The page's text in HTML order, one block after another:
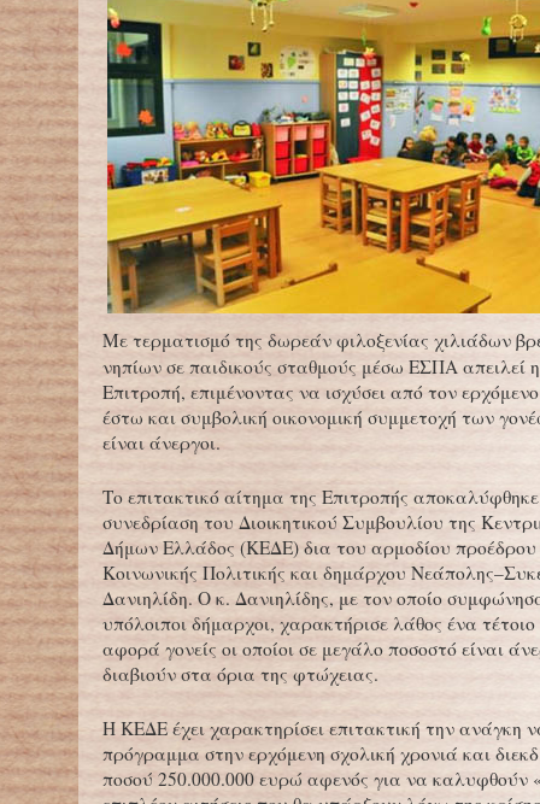
Με τερματισμό της δωρεάν φιλοξενίας χιλιάδων
νηπίων σε παιδικούς σταθμούς μέσω ΕΣΠΑ απειλεί
Επιτροπή, επιμένοντας να ισχύσει από τον
έστω και συμβολική οικονομική συμμετοχή των
είναι άνεργοι.
Το επιτακτικό αίτημα της Επιτροπής αποκαλύφθηκε
συνεδρίαση του Διοικητικού Συμβουλίου της
Δήμων Ελλάδος (ΚΕΔΕ) δια του αρμοδίου προέδρου
Κοινωνικής Πολιτικής και δημάρχου
Δανιηλίδη. Ο κ. Δανιηλίδης, με τον οποίο
υπόλοιποι δήμαρχοι, χαρακτήρισε λάθος ένα
αφορά γονείς οι οποίοι σε μεγάλο ποσοστό είναι
διαβιούν στα όρια της φτώχειας.
Η ΚΕΔΕ έχει χαρακτηρίσει επιτακτική την ανάγκη
πρόγραμμα στην ερχόμενη σχολική χρονιά και
ποσού 250.000.000 ευρώ αφενός για να καλυφθούν